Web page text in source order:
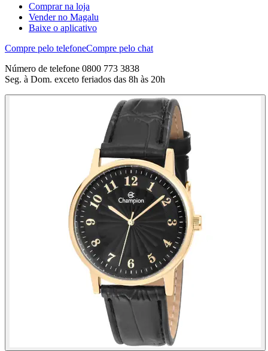
Comprar na loja
Vender no Magalu
Baixe o aplicativo
Compre pelo telefoneCompre pelo chat
Número de telefone 0800 773 3838
Seg. à Dom. exceto feriados das 8h às 20h